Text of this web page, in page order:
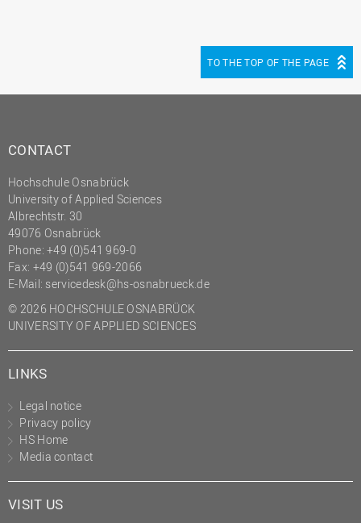
TO THE TOP OF THE PAGE
CONTACT
Hochschule Osnabrück
University of Applied Sciences
Albrechtstr. 30
49076 Osnabrück
Phone: +49 (0)541 969-0
Fax: +49 (0)541 969-2066
E-Mail: servicedesk@hs-osnabrueck.de
© 2026 HOCHSCHULE OSNABRÜCK
UNIVERSITY OF APPLIED SCIENCES
LINKS
Legal notice
Privacy policy
HS Home
Media contact
VISIT US